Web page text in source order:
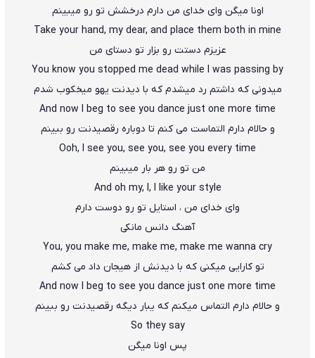
اونا میگن وای خدای من دارم درخشش تو رو میبینم
Take your hand, my dear, and place them both in mine
عزیزم دستت رو بزار تو دستای من
You know you stopped me dead while I was passing by
میدونی که داشتم رد میشدم که با دیدنت یهو میخکوب شدم
And now I beg to see you dance just one more time
و حالام دارم التماست می کنم تا دوباره رقصیدنت رو ببینم
Ooh, I see you, see you, see you every time
من تو رو هر بار میبینم
And oh my, I, I like your style
وای خدای من ، استایل تو رو دوست دارم
آهنگ دانس مانکی
You, you make me, make me, make me wanna cry
تو کارایی میکنی که با دیدنش از هیجان داد می کشم
And now I beg to see you dance just one more time
و حالام دارم التماس میکنم که یبار دیگه رقصیدنت رو ببینم
So they say
پس اونا میگن